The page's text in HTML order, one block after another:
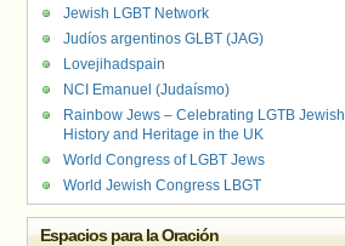
Jewish LGBT Network
Judíos argentinos GLBT (JAG)
Lovejihadspain
NCI Emanuel (Judaísmo)
Rainbow Jews – Celebrating LGTB Jewish
History and Heritage in the UK
World Congress of LGBT Jews
World Jewish Congress LBGT
Espacios para la Oración